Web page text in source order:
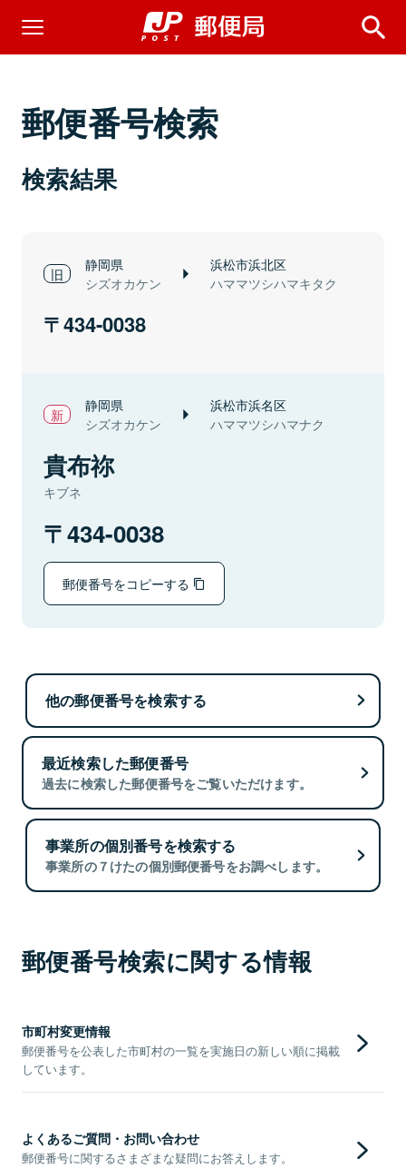
郵便番号検索
検索結果
静岡県
シズオカケン
浜松市浜北区
ハママツシハマキタク
434-0038
静岡県
シズオカケン
浜松市浜名区
ハママツシハマナク
貴布祢
キブネ
434-0038
郵便番号をコピーする
他の郵便番号を検索する
最近検索した郵便番号
過去に検索した郵便番号をご覧いただけます。
事業所の個別番号を検索する
事業所の７けたの個別郵便番号をお調べします。
郵便番号検索に関する情報
市町村変更情報
郵便番号を公表した市町村の一覧を実施日の新しい順に掲載
しています。
よくあるご質問・お問い合わせ
郵便番号に関するさまざまな疑問にお答えします。